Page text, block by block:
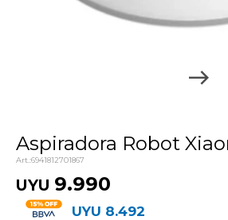
Aspiradora Robot
6941812701867
UYU 9.990
UYU 8.492